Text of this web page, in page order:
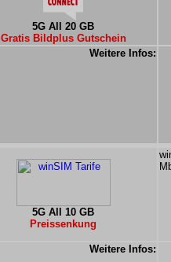
5G All 20 GB
Gratis Bildplus Gutschein
Weitere Infos:
5G All 10 GB
Preissenkung
Weitere Infos: